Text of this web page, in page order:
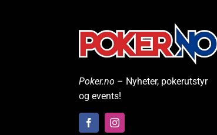
Poker.no – Nyheter, pokerutstyr
og events!